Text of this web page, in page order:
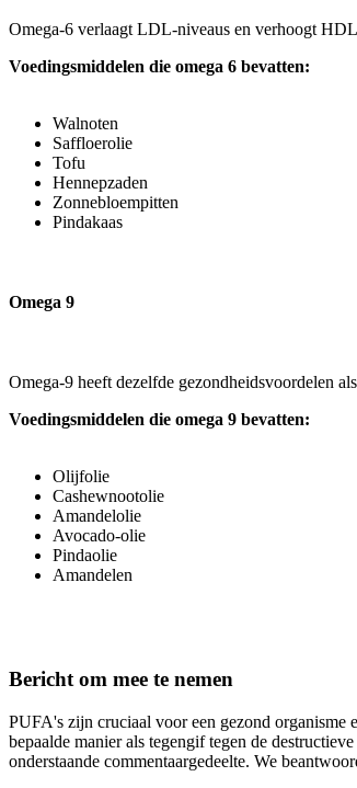
Omega-6 verlaagt LDL-niveaus en verhoogt
Voedingsmiddelen die omega 6 bevatten:
Walnoten
Saffloerolie
Tofu
Hennepzaden
Zonnebloempitten
Pindakaas
Omega 9
Omega-9 heeft dezelfde gezondheidsvoordelen
Voedingsmiddelen die omega 9 bevatten:
Olijfolie
Cashewnootolie
Amandelolie
Avocado-olie
Pindaolie
Amandelen
Bericht om mee te nemen
PUFA's zijn cruciaal voor een gezond organisme
bepaalde manier als tegengif tegen de
onderstaande commentaargedeelte. We